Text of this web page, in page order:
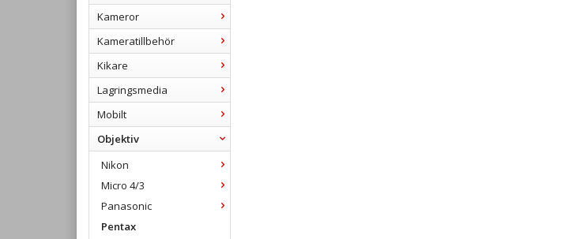
Kameror
Kameratillbehör
Kikare
Lagringsmedia
Mobilt
Objektiv
Nikon
Micro 4/3
Panasonic
Pentax